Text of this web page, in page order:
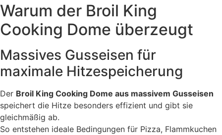
Warum der Broil King
Cooking Dome überzeugt
Massives Gusseisen für
maximale Hitzespeicherung
Der Broil King Cooking Dome aus massivem Gusseisen
speichert die Hitze besonders effizient und gibt sie
gleichmäßig ab.
So entstehen ideale Bedingungen für Pizza, Flammkuchen